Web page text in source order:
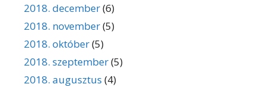
2018. december(6)
2018. november(5)
2018. október(5)
2018. szeptember(5)
2018. augusztus (4)